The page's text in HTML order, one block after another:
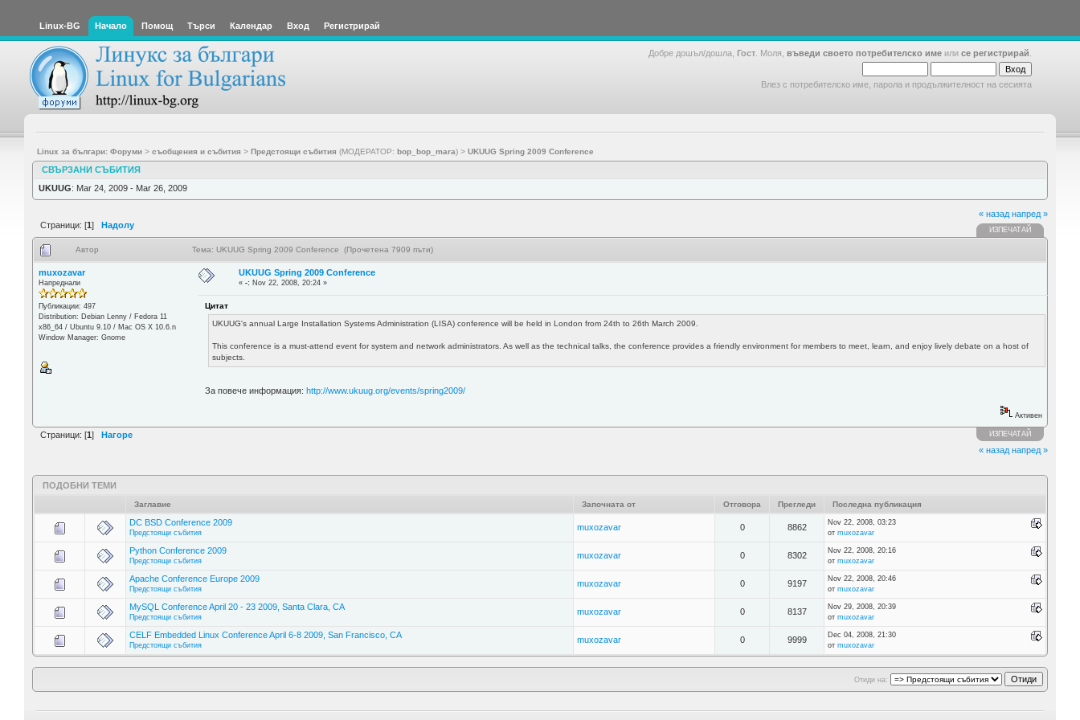
Linux-BG Начало Помощ Търси Календар Вход Регистрирай
Добре дошъл/дошла, Гост . Моля, въведи своето потребителско име или се регистрирай
Влез с потребителско име, парола и продължителност на сесията
Linux за българи: Форуми> съобщения и събития > Предстоящи събития (МОДЕРАТОР: bop_bop_mara) > UKUUG Spring 2009 Conference
СВЪРЗАНИ СЪБИТИЯ
UKUUG: Mar 24, 2009 - Mar 26, 2009
Страници: [1] Надолу
« назад напред »
ИЗПЕЧАТАЙ
Автор Тема: UKUUG Spring 2009 Conference (Прочетена 7909 пъти)
muxozavar
Напреднали
Публикации: 497
Distribution: Debian Lenny / Fedora 11
x86_64 / Ubuntu 9.10 / Mac OS X 10.6.n
Window Manager: Gnome
UKUUG Spring 2009 Conference
«-: Nov 22, 2008, 20:24 »
Цитат
UKUUG's annual Large Installation Systems Administration (LISA) conference will be held in London from 24th to 26th March 2009.
This conference is a must-attend event for system and network administrators. As well as the technical talks, the conference provides a friendly environment for members to meet, learn, and enjoy lively debate on a host of
subjects.
За повече информация: http://www.ukuug.org/events/spring2009/
Активен
Страници: [1] Нагоре ИЗПЕЧАТАЙ
« назад напред »
ПОДОБНИ ТЕМИ
Заглавие Започната от Отговора Прегледи Последна публикация
DC BSD Conference 2009
Предстоящи събития
muxozavar 0 8862
Nov 22, 2008, 03:23
от muxozavar
Python Conference 2009
Предстоящи събития
muxozavar 0 8302
Nov 22, 2008, 20:16
от muxozavar
Apache Conference Europe 2009
Предстоящи събития
muxozavar 0 9197
Nov 22, 2008, 20:46
от muxozavar
MySQL Conference April 20 - 23 2009, Santa Clara, CA
Предстоящи събития
muxozavar 0 8137
Nov 29, 2008, 20:39
от muxozavar
CELF Embedded Linux Conference April 6-8 2009, San Francisco, CA
Предстоящи събития
muxozavar 0 9999
Dec 04, 2008, 21:30
от muxozavar
Отиди на: